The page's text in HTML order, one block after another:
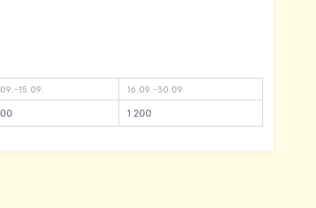
15.09. 16.09.-30.09.
1 200